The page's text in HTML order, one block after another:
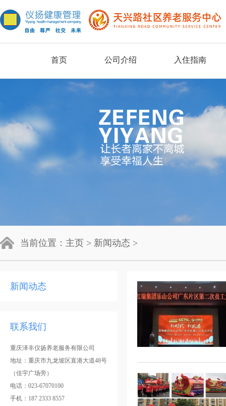
首页 公司介绍 入住指南
当前位置： 主页 > 新闻动态 >
新闻动态
联系我们
重庆泽丰仪扬养老服务有限公司
地址：重庆市九龙坡区直港大道48号
（佳宇广场旁）
电话：023-67070100
手机：187 2333 8557